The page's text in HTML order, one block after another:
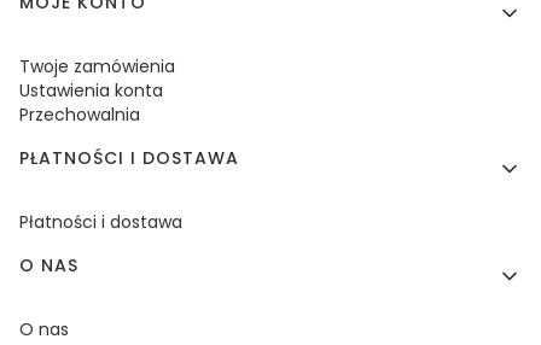
Twoje zamówienia
Ustawienia konta
Przechowalnia
PŁATNOŚCI I DOSTAWA
Płatności i dostawa
O NAS
O nas